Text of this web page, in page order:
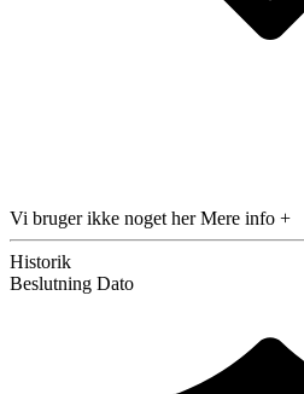
Vi bruger ikke noget herMere info +
Historik
Beslutning Dato